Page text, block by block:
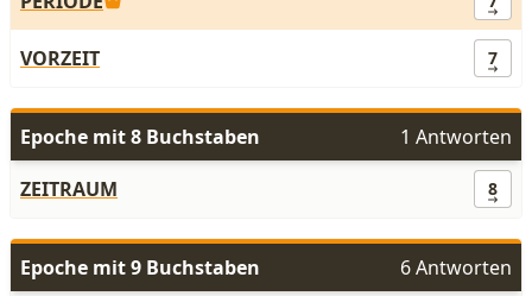
VORZEIT 7
Epoche mit 8 Buchstaben
1 Antworten
ZEITRAUM
8
Epoche mit 9 Buchstaben
6 Antworten